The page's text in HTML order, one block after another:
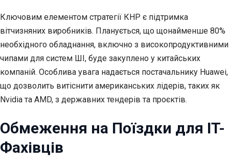
Ключовим елементом стратегії КНР є підтримка
вітчизняних виробників. Планується, що щонайменше 80%
необхідного обладнання, включно з високопродуктивними
чипами для систем ШІ, буде закуплено у китайських
компаній. Особлива увага надається постачальнику Huawei,
що дозволить витіснити американських лідерів, таких як
Nvidia та AMD, з державних тендерів та проєктів.
Обмеження на Поїздки для IT-
Фахівців